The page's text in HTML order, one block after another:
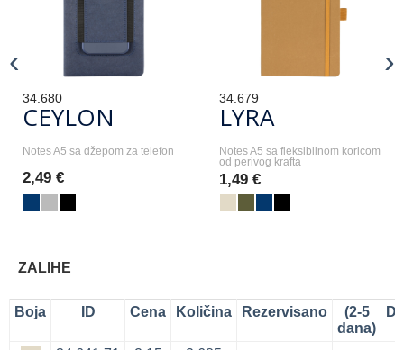
34.680
CEYLON
Notes A5 sa džepom za telefon
2,49 €
34.679
LYRA
Notes A5 sa fleksibilnom koricom
od perivog krafta
1,49 €
‹ ›
ZALIHE
Boja ID Cena Količina Rezervisano
(2-5
dana)